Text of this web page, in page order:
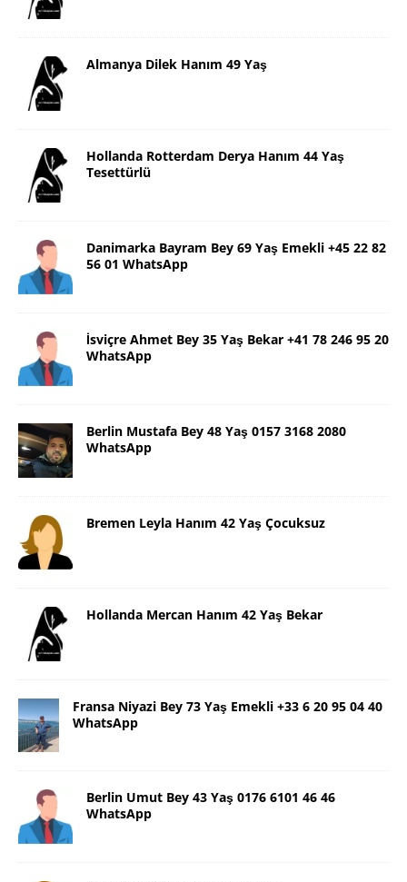
Almanya Dilek Hanım 49 Yaş
Hollanda Rotterdam Derya Hanım 44 Yaş
Tesettürlü
Danimarka Bayram Bey 69 Yaş Emekli +45 22 82
56 01 WhatsApp
İsviçre Ahmet Bey 35 Yaş Bekar +41 78 246 95 20
WhatsApp
Berlin Mustafa Bey 48 Yaş 0157 3168 2080
WhatsApp
Bremen Leyla Hanım 42 Yaş Çocuksuz
Hollanda Mercan Hanım 42 Yaş Bekar
Fransa Niyazi Bey 73 Yaş Emekli +33 6 20 95 04 40
WhatsApp
Berlin Umut Bey 43 Yaş 0176 6101 46 46
WhatsApp